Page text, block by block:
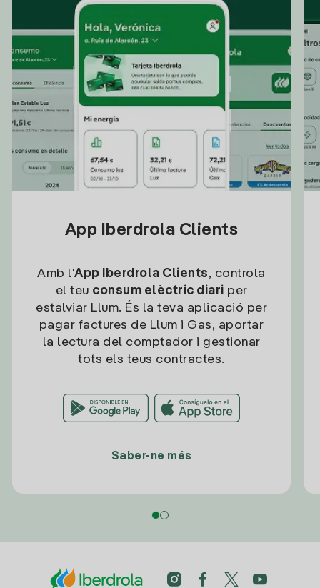
App Iberdrola Clients
Amb l'App Iberdrola Clients, controla
el teu consum elèctric diari per
estalviar Llum. És la teva aplicació per
pagar factures de Llum i Gas, aportar
la lectura del comptador i gestionar
tots els teus contractes.
Saber-ne més